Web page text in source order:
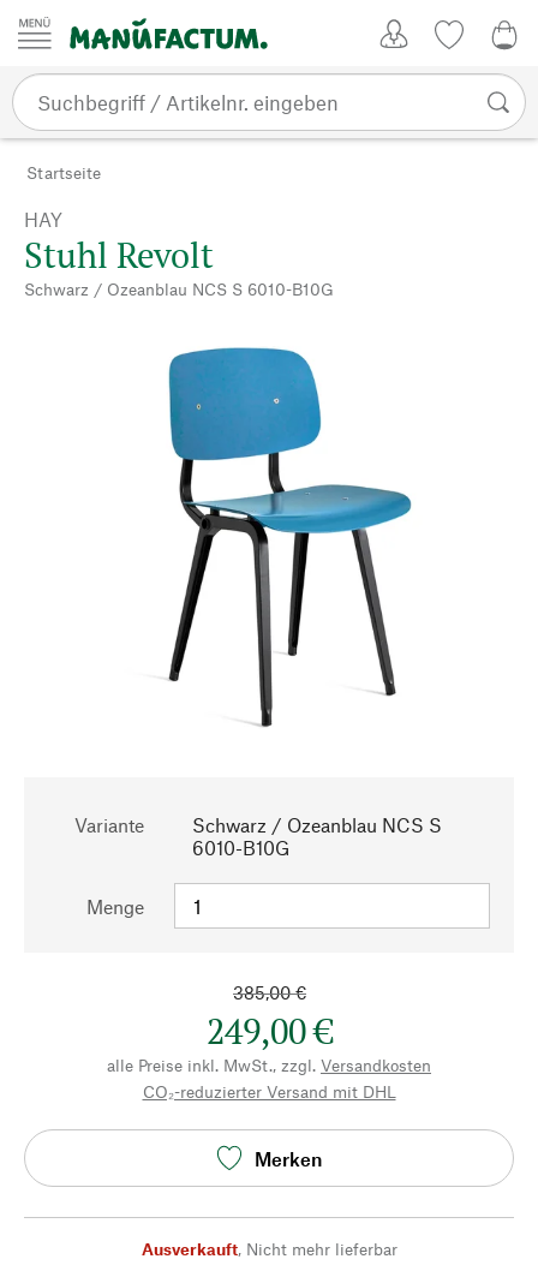
Zum Inhalt springen
Startseite
HAY
Stuhl Revolt
Schwarz / Ozeanblau NCS S 6010-B10G
Variante
Schwarz / Ozeanblau NCS S
6010-B10G
Menge
385,00 €
249,00 €
alle Preise inkl. MwSt., zzgl. Versandkosten
CO₂-reduzierter Versand mit DHL
Merken
Ausverkauft, Nicht mehr lieferbar